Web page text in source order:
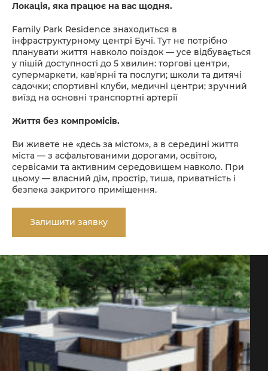
Локація, яка працює на вас щодня.
Family Park Residence знаходиться в
інфраструктурному центрі Бучі. Тут не потрібно
планувати життя навколо поїздок — усе відбувається
у пішій доступності до 5 хвилин: торгові центри,
супермаркети, кавʼярні та послуги; школи та дитячі
садочки; спортивні клуби, медичні центри; зручний
виїзд на основні транспортні артерії
Життя без компромісів.
Ви живете не «десь за містом», а в середині життя
міста — з асфальтованими дорогами, освітою,
сервісами та активним середовищем навколо. При
цьому — власний дім, простір, тиша, приватність і
безпека закритого приміщення.
Залишити заявку